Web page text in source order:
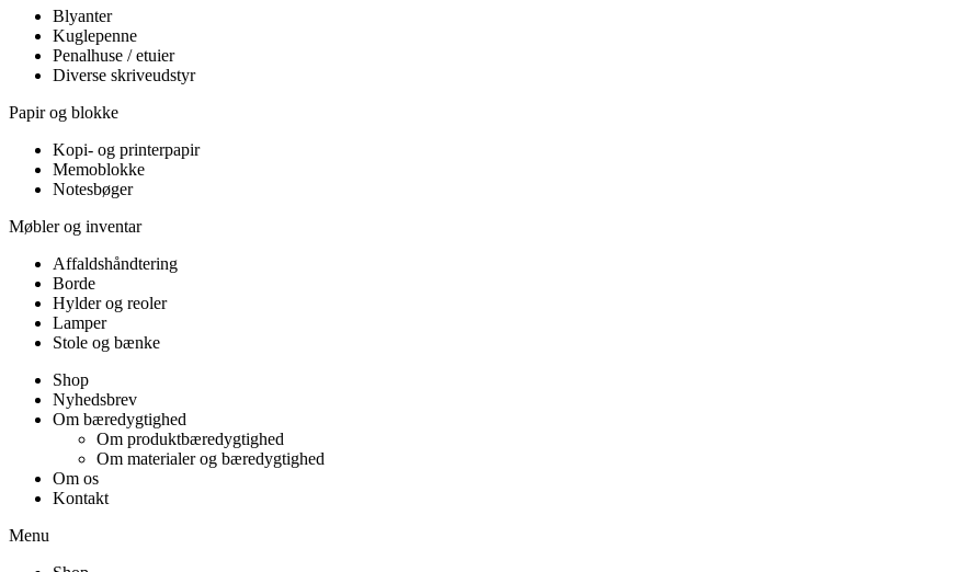
Blyanter
Kuglepenne
Penalhuse / etuier
Diverse skriveudstyr
Papir og blokke
Kopi- og printerpapir
Memoblokke
Notesbøger
Møbler og inventar
Affaldshåndtering
Borde
Hylder og reoler
Lamper
Stole og bænke
Shop
Nyhedsbrev
Om bæredygtighed
Om produktbæredygtighed
Om materialer og bæredygtighed
Om os
Kontakt
Menu